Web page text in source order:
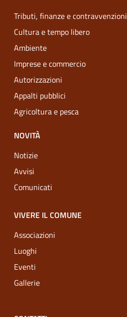
Tributi, finanze e contravvenzioni
Cultura e tempo libero
Ambiente
Imprese e commercio
Autorizzazioni
Appalti pubblici
Agricoltura e pesca
NOVITÀ
Notizie
Avvisi
Comunicati
VIVERE IL COMUNE
Associazioni
Luoghi
Eventi
Gallerie